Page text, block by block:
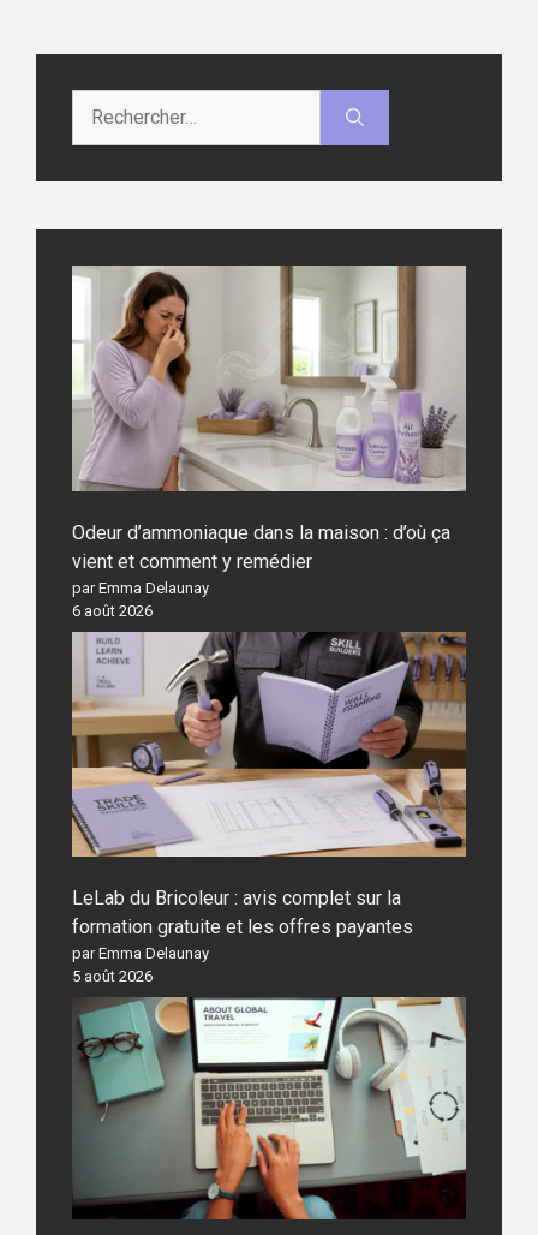
Odeur d’ammoniaque dans la maison : d’où ça
vient et comment y remédier
par Emma Delaunay
6 août 2026
LeLab du Bricoleur : avis complet sur la
formation gratuite et les offres payantes
par Emma Delaunay
5 août 2026